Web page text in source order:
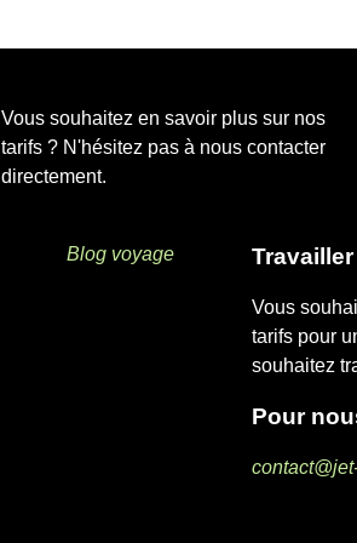
Vous souhaitez en savoir plus sur nos
tarifs ? N'hésitez pas à nous contacter
directement.
Blog voyage
Vous
tarifs pour
souhaitez
Pour